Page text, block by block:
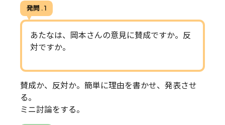
発問 . 1
あたなは、岡本さんの意見に賛成ですか。反
対ですか。
賛成か、反対か。簡単に理由を書かせ、発表させ
る。
ミニ討論をする。